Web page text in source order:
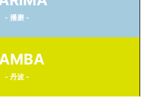
- 播磨 -
- 丹波 -